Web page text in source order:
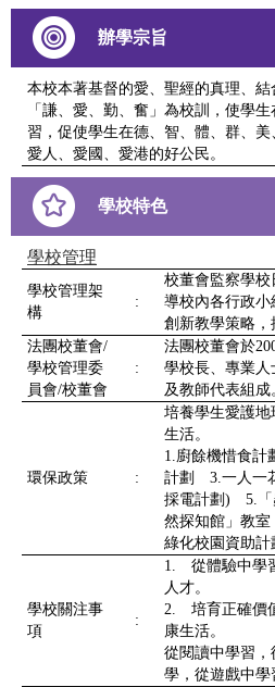
辦學宗旨
本校本著基督的愛、聖經的真理、
「謙、愛、勤、奮」為校訓，使學
習，促使學生在德、智、體、群、美
愛人、愛國、愛港的好公民。
學校特色
學校管理
學校管理架
構
:
校董會監察學
導校內各行政小
創新教學策略，
法團校董會/
學校管理委
員會/校董會
:
法團校董會於
學校長、專業
及教師代表組成
環保政策 :
培養學生愛護
生活。
1.廚餘機惜食
計劃 3.一人一
採電計劃) 5.「
然探知館」教
綠化校園資助
學校關注事
項
:
1. 從體驗中學
人才。
2. 培育正確價
康生活。
從閱讀中學習
學，從遊戲中學